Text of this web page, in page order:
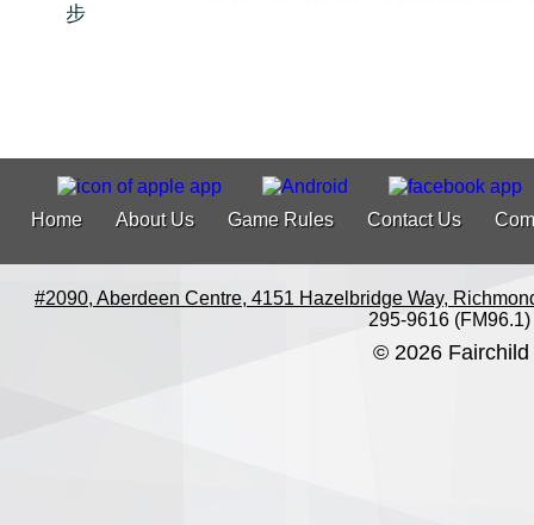
步
Home About Us Game Rules Contact Us
#2090, Aberdeen Centre, 4151 Hazelbridge Way,
295-9616 (FM96.1)
© 2026 Fairchild